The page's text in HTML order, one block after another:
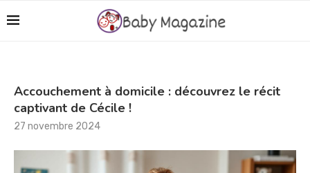
Accouchement à domicile : découvrez le récit
captivant de Cécile !
27 novembre 2024